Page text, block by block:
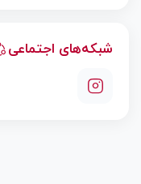
شبکه‌های اجتماعی